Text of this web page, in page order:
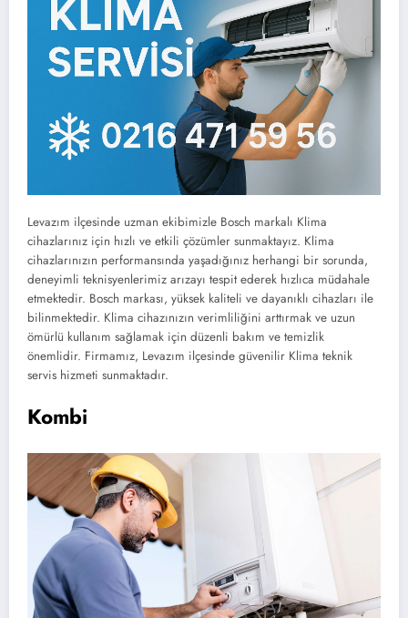
Levazım ilçesinde uzman ekibimizle Bosch markalı Klima
cihazlarınız için hızlı ve etkili çözümler sunmaktayız. Klima
cihazlarınızın performansında yaşadığınız herhangi bir sorunda,
deneyimli teknisyenlerimiz arızayı tespit ederek hızlıca müdahale
etmektedir. Bosch markası, yüksek kaliteli ve dayanıklı cihazları ile
bilinmektedir. Klima cihazınızın verimliliğini arttırmak ve uzun
ömürlü kullanım sağlamak için düzenli bakım ve temizlik
önemlidir. Firmamız, Levazım ilçesinde güvenilir Klima teknik
servis hizmeti sunmaktadır.
Kombi